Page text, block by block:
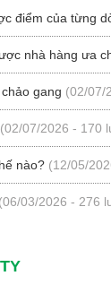
điểm của từng
nhà hàng ưa
gang (02/07/
(02/07/2026 - 170
nào? (12/05/
(06/03/2026 - 276